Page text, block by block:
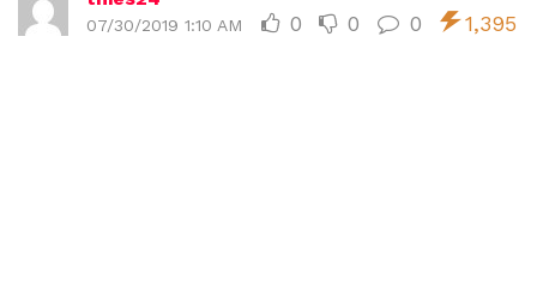
07/30/2019 1:10 AM 0 0 0 1,395